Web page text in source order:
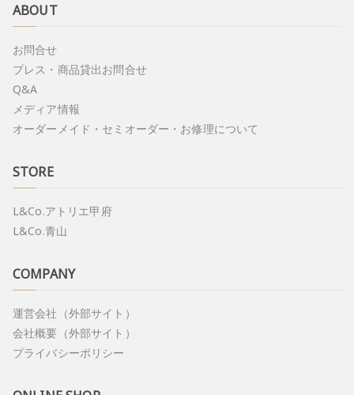
ABOUT
お問合せ
プレス・商品貸出お問合せ
Q&A
メディア情報
オーダーメイド・セミオーダー・お修理について
STORE
L&Co.アトリエ甲府
L&Co.青山
COMPANY
運営会社（外部サイト）
会社概要（外部サイト）
プライバシーポリシー